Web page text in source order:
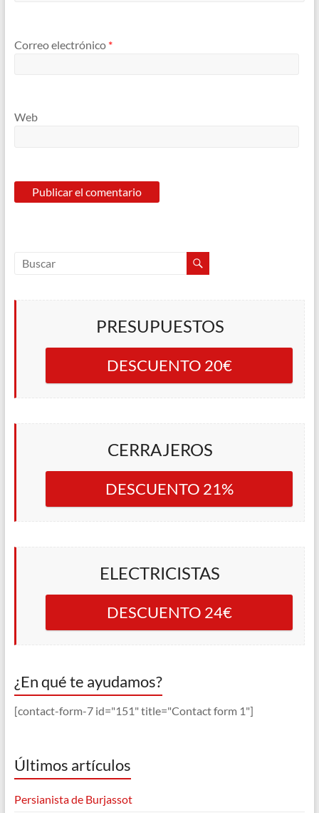
Correo electrónico *
Web
PRESUPUESTOS
DESCUENTO 20€
CERRAJEROS
DESCUENTO 21%
ELECTRICISTAS
DESCUENTO 24€
¿En qué te ayudamos?
[contact-form-7 id="151" title="Contact form 1"]
Últimos artículos
Persianista de Burjassot